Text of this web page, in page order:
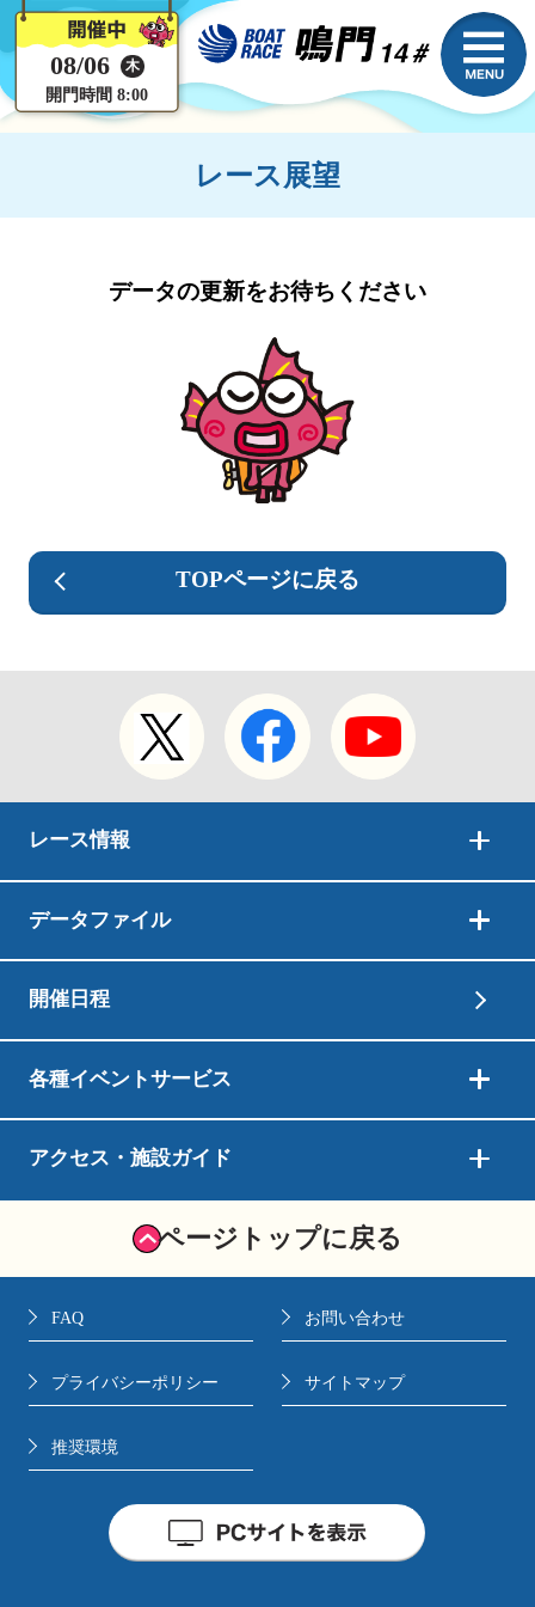
08/06 木
開門時間 8:00
レース展望
データの更新をお待ちください
TOPページに戻る
レース情報
データファイル
開催日程
各種イベントサービス
アクセス・施設ガイド
ページトップに戻る
FAQ お問い合わせ
プライバシーポリシー サイトマップ
推奨環境